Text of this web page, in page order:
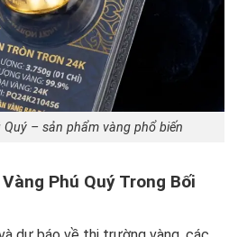
– sản phẩm vàng phổ biến
Phú Quý Trong Bối